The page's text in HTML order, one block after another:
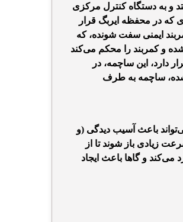
و به دستگاه کنترل مرکزی
که در محفظه ایربگ قرار
ایمنی سفت شونده، که
و کمربند را محکم می‌کند
دارد، این ساچمه، در
ساچمه به طرف
باعث آسیب دیدگی (و
زیادی باز شوند تا از
می‌کند و گاها باعث ایجاد